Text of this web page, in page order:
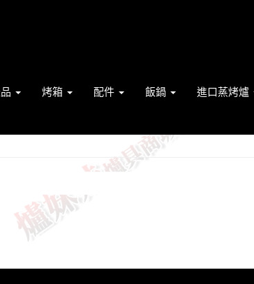
烤箱 配件 飯鍋 進口蒸烤爐